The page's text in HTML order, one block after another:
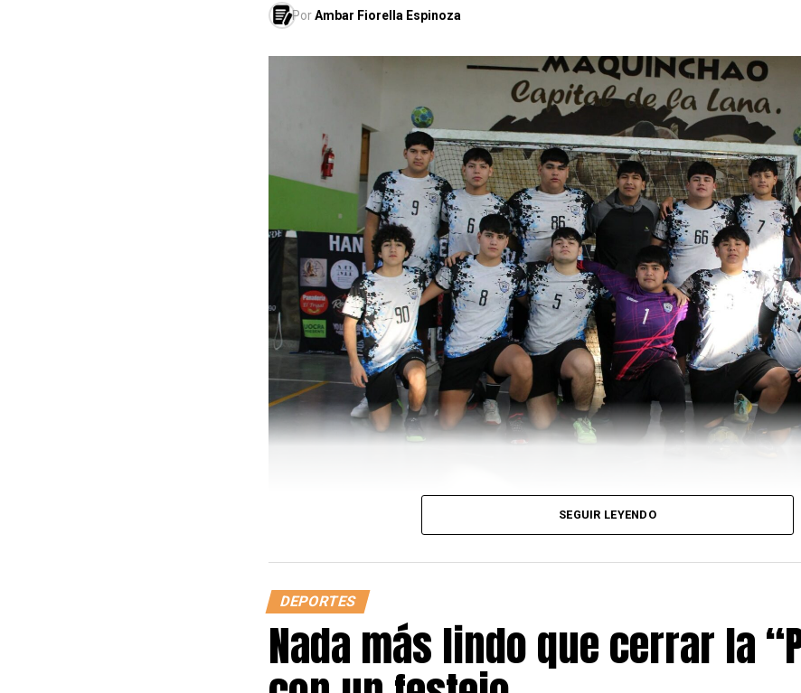
PorAmbar Fiorella Espinoza
SEGUIR LEYENDO
DEPORTES
Nada más lindo que cerrar la